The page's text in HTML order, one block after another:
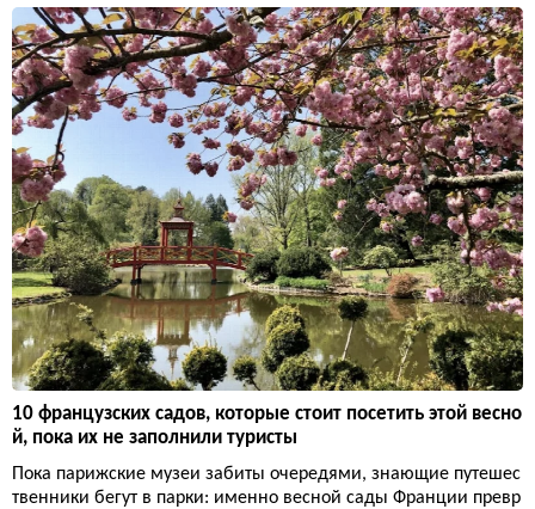
10 французских садов, которые стоит посетить этой весно
й, пока их не заполнили туристы
Пока парижские музеи забиты очередями, знающие путешес
твенники бегут в парки: именно весной сады Франции превр